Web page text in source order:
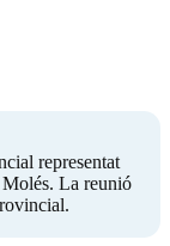
representat
Molés. La reunió